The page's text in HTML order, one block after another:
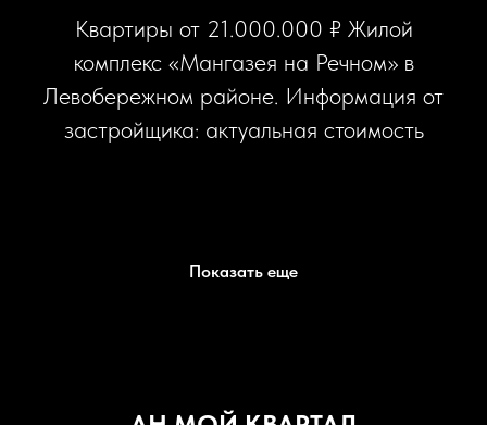
Квартиры от 21.000.000 ₽ Жилой
комплекс «Мангазея на Речном» в
Левобережном районе. Информация от
застройщика: актуальная стоимость
премиальная локация в САО.
Показать еще